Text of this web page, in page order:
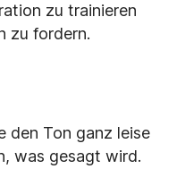
zu trainieren
zu fordern.
den Ton ganz leise
was gesagt wird.